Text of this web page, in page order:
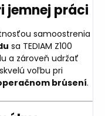
jemnej práci
samoostrenia
sa TEDIAM Z100
a zároveň udržať
voľbu pri
brúsení.